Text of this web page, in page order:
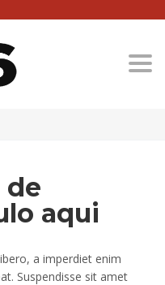
de
aqui
a imperdiet enim
Suspendisse sit amet